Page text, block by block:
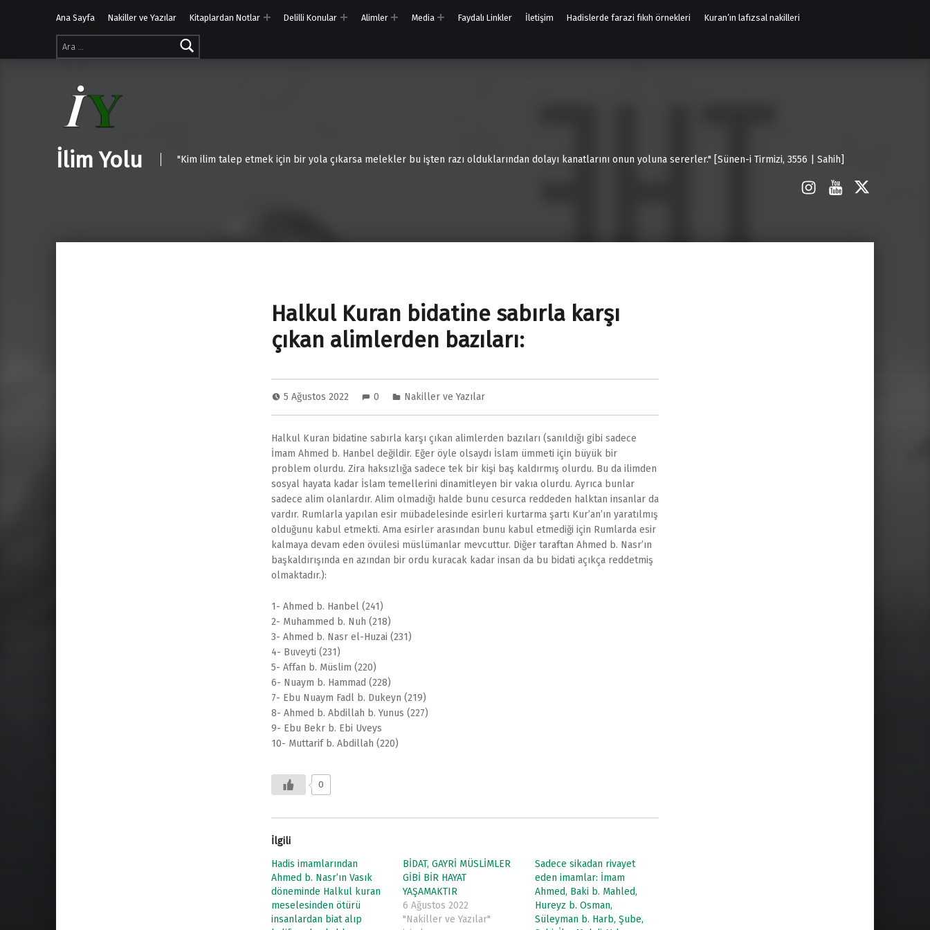
Arama:
Ana Sayfa Nakiller ve Yazılar Kitaplardan Notlar Delilli Konular Alimler Media Faydalı Linkler İletişim Hadislerde farazi fıkıh örnekleri Kuran’ın lafızsal nakilleri
İlim Yolu "Kim ilim talep etmek için bir yola çıkarsa melekler bu işten razı olduklarından dolayı kanatlarını onun yoluna sererler." [Sünen-i Tirmizi, 3556 | Sahih]
İnstagram
Youtube
Halkul Kuran bidatine sabırla karşı
çıkan alimlerden bazıları:
5 Ağustos 2022 0 Nakiller ve Yazılar
Halkul Kuran bidatine sabırla karşı çıkan alimlerden bazıları (sanıldığı gibi sadece
İmam Ahmed b. Hanbel değildir. Eğer öyle olsaydı İslam ümmeti için büyük bir
problem olurdu. Zira haksızlığa sadece tek bir kişi baş kaldırmış olurdu. Bu da ilimden
sosyal hayata kadar İslam temellerini dinamitleyen bir vakıa olurdu. Ayrıca bunlar
sadece alim olanlardır. Alim olmadığı halde bunu cesurca reddeden halktan insanlar da
vardır. Rumlarla yapılan esir mübadelesinde esirleri kurtarma şartı Kur’an’ın yaratılmış
olduğunu kabul etmekti. Ama esirler arasından bunu kabul etmediği için Rumlarda esir
kalmaya devam eden övülesi müslümanlar mevcuttur. Diğer taraftan Ahmed b. Nasr’ın
başkaldırışında en azından bir ordu kuracak kadar insan da bu bidati açıkça reddetmiş
olmaktadır.):
1- Ahmed b. Hanbel (241)
2- Muhammed b. Nuh (218)
3- Ahmed b. Nasr el-Huzai (231)
4- Buveyti (231)
5- Affan b. Müslim (220)
6- Nuaym b. Hammad (228)
7- Ebu Nuaym Fadl b. Dukeyn (219)
8- Ahmed b. Abdillah b. Yunus (227)
9- Ebu Bekr b. Ebi Uveys
10- Muttarif b. Abdillah (220)
0
İlgili
Hadis imamlarından
Ahmed b. Nasr’ın Vasık
döneminde Halkul kuran
meselesinden ötürü
insanlardan biat alıp
BİDAT, GAYRİ MÜSLİMLER
GİBİ BİR HAYAT
YAŞAMAKTIR
6 Ağustos 2022
"Nakiller ve Yazılar"
Sadece sikadan rivayet
eden imamlar: İmam
Ahmed, Baki b. Mahled,
Hureyz b. Osman,
Süleyman b. Harb, Şube,